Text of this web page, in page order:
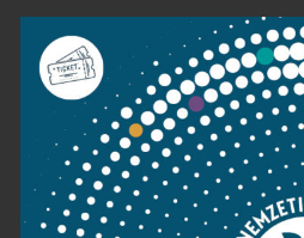
Public
Press
Terms and
Imprint